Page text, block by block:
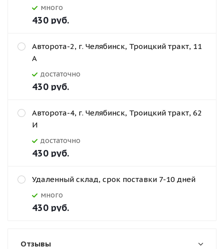
Много
430 руб.
Авторота-2, г. Челябинск, Троицкий тракт, 11
А
Достаточно
430 руб.
Авторота-4, г. Челябинск, Троицкий тракт, 62
И
Достаточно
430 руб.
Удаленный склад, срок поставки 7-10 дней
Много
430 руб.
Отзывы